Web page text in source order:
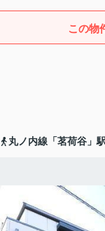
この物
丸ノ内線「茗荷谷」